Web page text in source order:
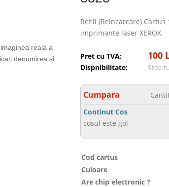
reala a
denumirea si
Refill (Reincarcare)
imprimante laser XEROX.
Pret cu TVA: 100
Dispnibilitate: Stoc
Cumpara
Continut Cos
cosul este gol
Cod cartus
Culoare
Are chip electronic ?